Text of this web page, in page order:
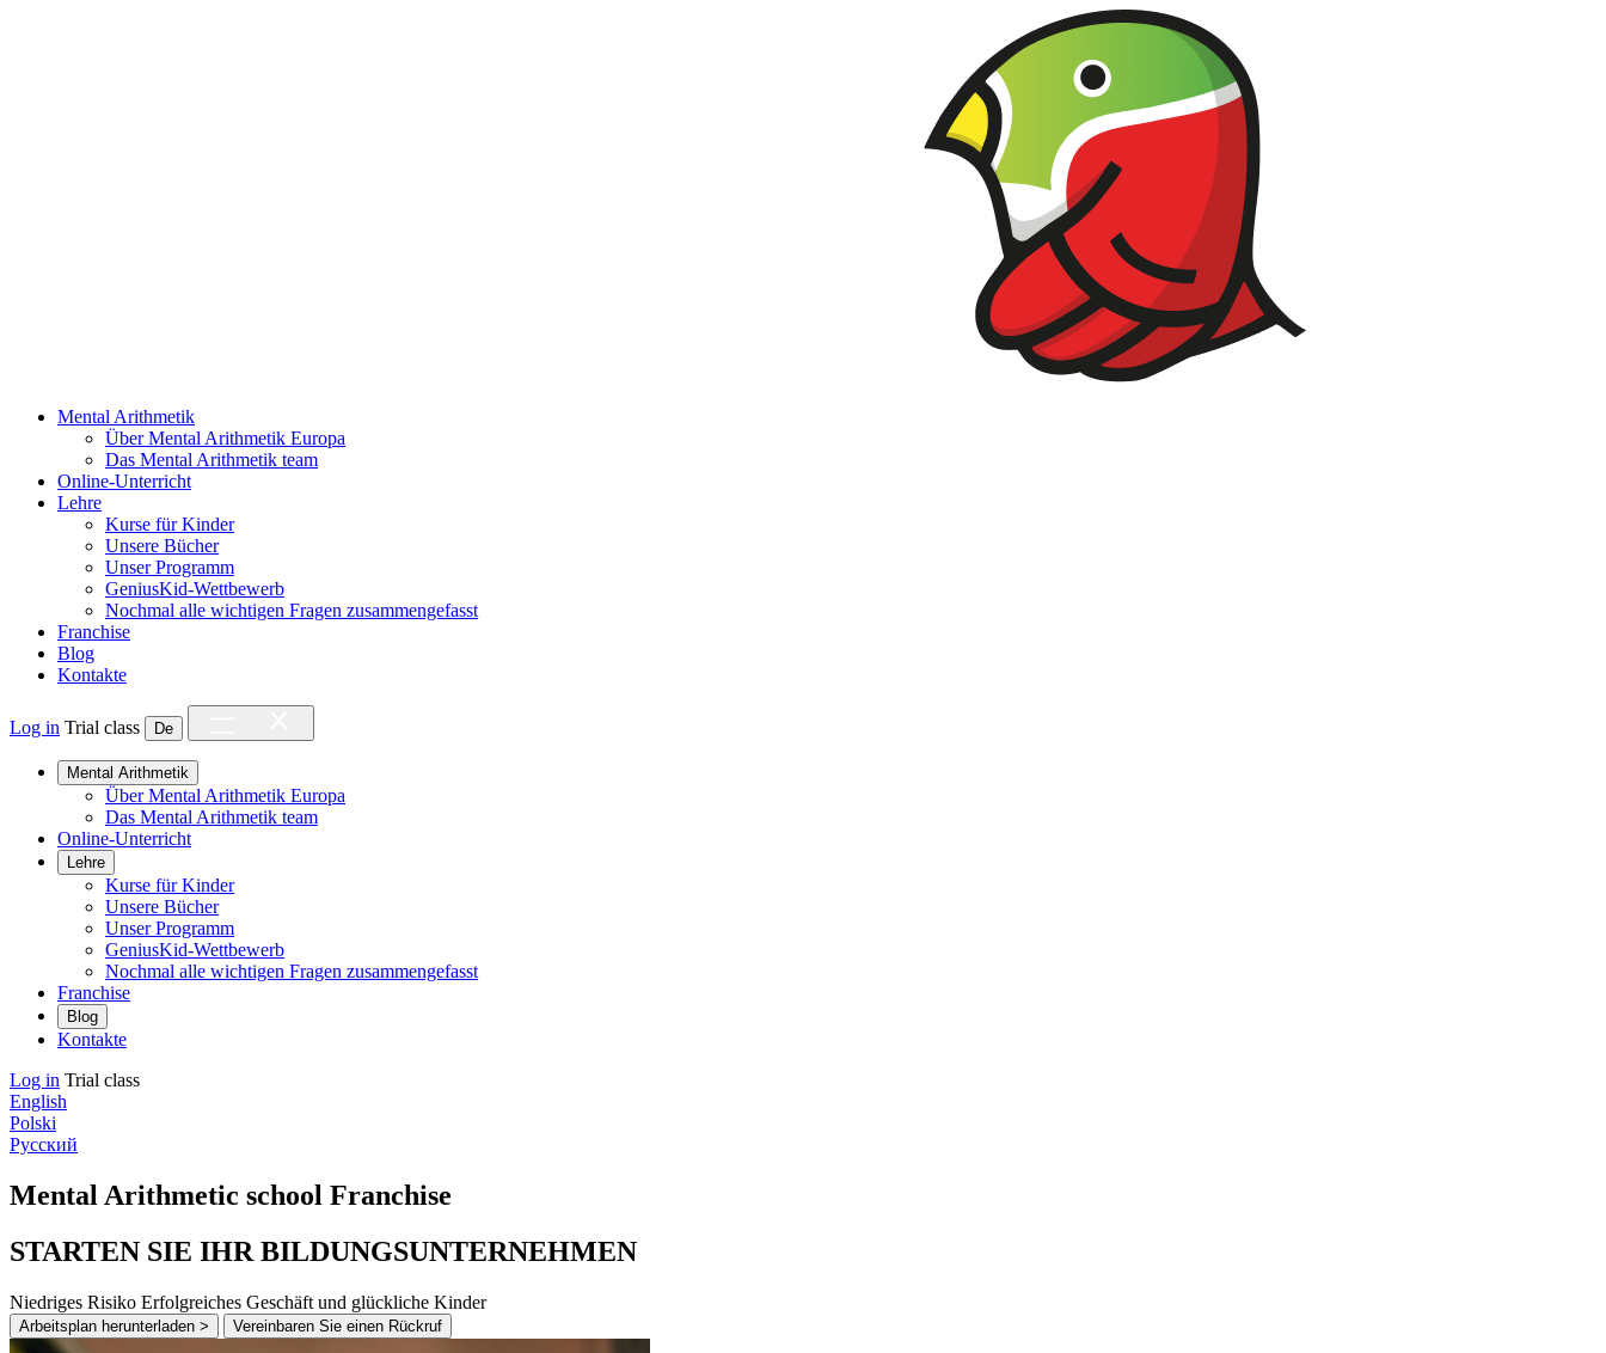
Mental Arithmetik
Über Mental Arithmetik Europa
Das Mental Arithmetik team
Online-Unterricht
Lehre
Kurse für Kinder
Unsere Bücher
Unser Programm
GeniusKid-Wettbewerb
Nochmal alle wichtigen Fragen zusammengefasst
Franchise
Blog
Kontakte
Log in Trial class De
Mental Arithmetik
Über Mental Arithmetik Europa
Das Mental Arithmetik team
Online-Unterricht
Lehre
Kurse für Kinder
Unsere Bücher
Unser Programm
GeniusKid-Wettbewerb
Nochmal alle wichtigen Fragen zusammengefasst
Franchise
Blog
Kontakte
Log in Trial class
English
Polski
Русский
Mental Arithmetic school Franchise
STARTEN SIE IHR BILDUNGSUNTERNEHMEN
Niedriges Risiko Erfolgreiches Geschäft und glückliche Kinder
Arbeitsplan herunterladen > Vereinbaren Sie einen Rückruf